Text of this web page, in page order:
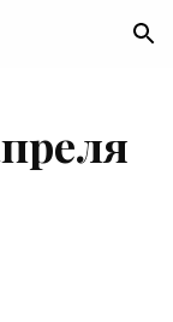
Skip to navigation